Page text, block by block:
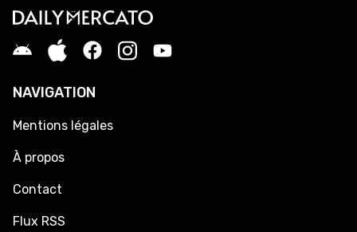
NAVIGATION
Mentions légales
À propos
Contact
Flux RSS